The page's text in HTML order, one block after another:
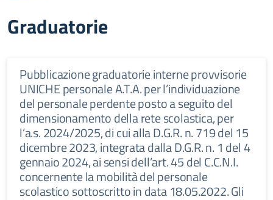
Graduatorie
Pubblicazione graduatorie interne provvisorie
UNICHE personale A.T.A. per l’individuazione
del personale perdente posto a seguito del
dimensionamento della rete scolastica, per
l’a.s. 2024/2025, di cui alla D.G.R. n. 719 del 15
dicembre 2023, integrata dalla D.G.R. n. 1 del 4
gennaio 2024, ai sensi dell’art. 45 del C.C.N.I.
concernente la mobilità del personale
scolastico sottoscritto in data 18.05.2022. Gli